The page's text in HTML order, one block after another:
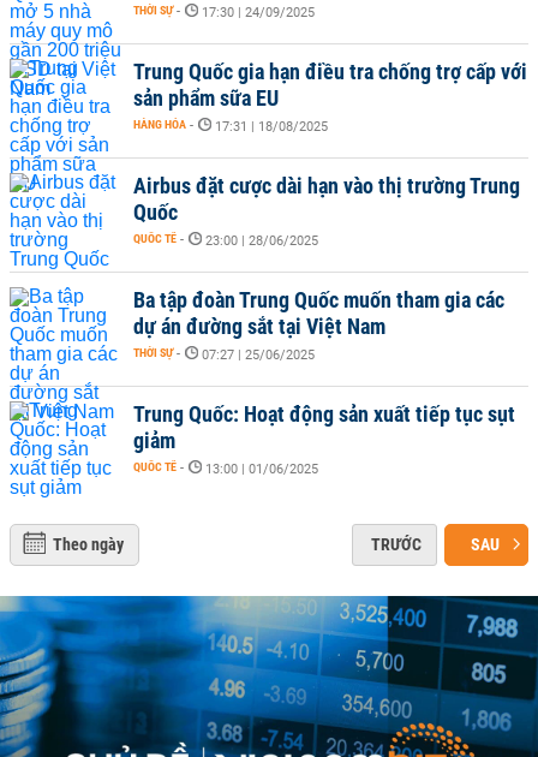
THỜI SỰ - 17:30 | 24/09/2025
Trung Quốc gia hạn điều tra chống trợ cấp với
sản phẩm sữa EU
HÀNG HÓA - 17:31 | 18/08/2025
Airbus đặt cược dài hạn vào thị trường Trung
Quốc
QUỐC TẾ - 23:00 | 28/06/2025
Ba tập đoàn Trung Quốc muốn tham gia các
dự án đường sắt tại Việt Nam
THỜI SỰ - 07:27 | 25/06/2025
Trung Quốc: Hoạt động sản xuất tiếp tục sụt
giảm
QUỐC TẾ - 13:00 | 01/06/2025
Theo ngày TRƯỚC SAU